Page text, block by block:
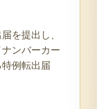
を提出し、
ンバーカー
例転出届